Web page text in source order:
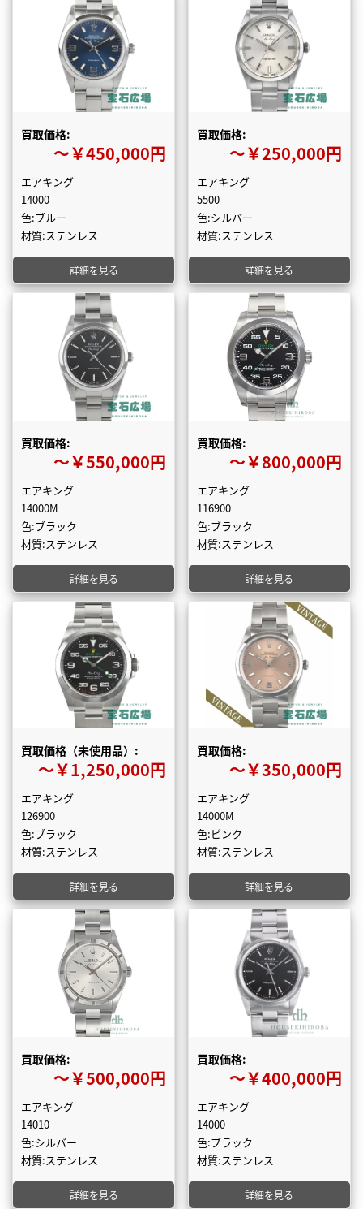
買取価格:
〜￥450,000円
エアキング
14000
色:ブルー
材質:ステンレス
詳細を見る
買取価格:
〜￥250,000円
エアキング
5500
色:シルバー
材質:ステンレス
詳細を見る
買取価格:
〜￥550,000円
エアキング
14000M
色:ブラック
材質:ステンレス
詳細を見る
買取価格:
〜￥800,000円
エアキング
116900
色:ブラック
材質:ステンレス
詳細を見る
買取価格（未使用品）:
〜￥1,250,000円
エアキング
126900
色:ブラック
材質:ステンレス
詳細を見る
買取価格:
〜￥350,000円
エアキング
14000M
色:ピンク
材質:ステンレス
詳細を見る
買取価格:
〜￥500,000円
エアキング
14010
色:シルバー
材質:ステンレス
詳細を見る
買取価格:
〜￥400,000円
エアキング
14000
色:ブラック
材質:ステンレス
詳細を見る